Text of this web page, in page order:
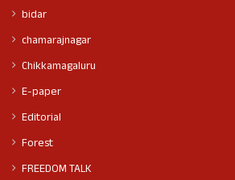
bidar
chamarajnagar
Chikkamagaluru
E-paper
Editorial
Forest
FREEDOM TALK